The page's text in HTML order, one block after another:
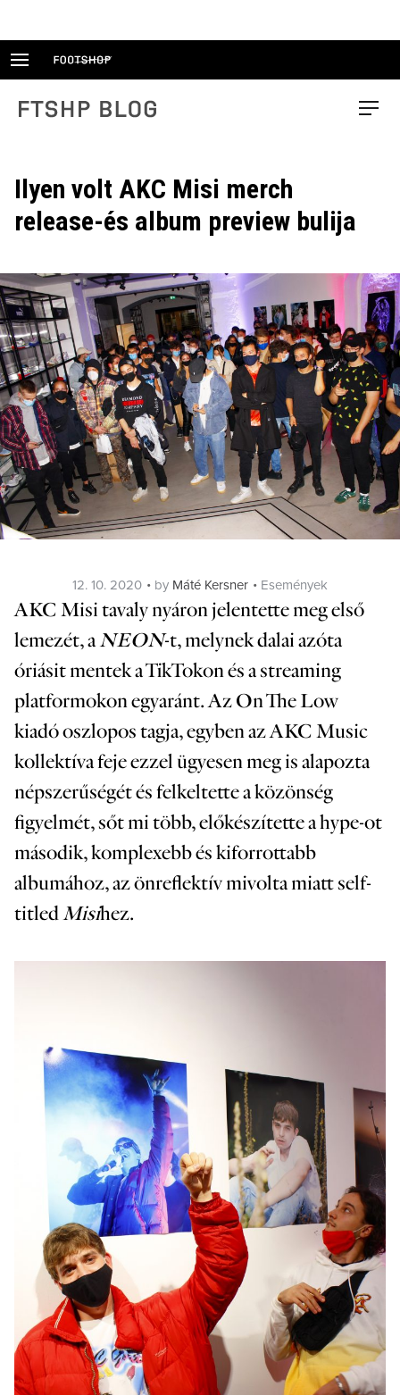
FTSHP blog Menu
Ilyen volt AKC Misi merch
release-és album preview bulija
Posted
on
12. 10. 2020 by Máté Kersner Categories
Események
AKC Misitavaly nyáron jelentette meg első
lemezét, aNEON-t, melynek dalai azóta
óriásit mentek a TikTokon és a streaming
platformokon egyaránt. AzOn The Low
kiadó oszlopos tagja, egyben azAKC Music
kollektíva feje ezzel ügyesen meg is alapozta
népszerűségét és felkeltette a közönség
figyelmét, sőt mi több, előkészítette a hype-ot
második, komplexebb és kiforrottabb
albumához, az önreflektív mivolta miatt self-
titledMisihez.